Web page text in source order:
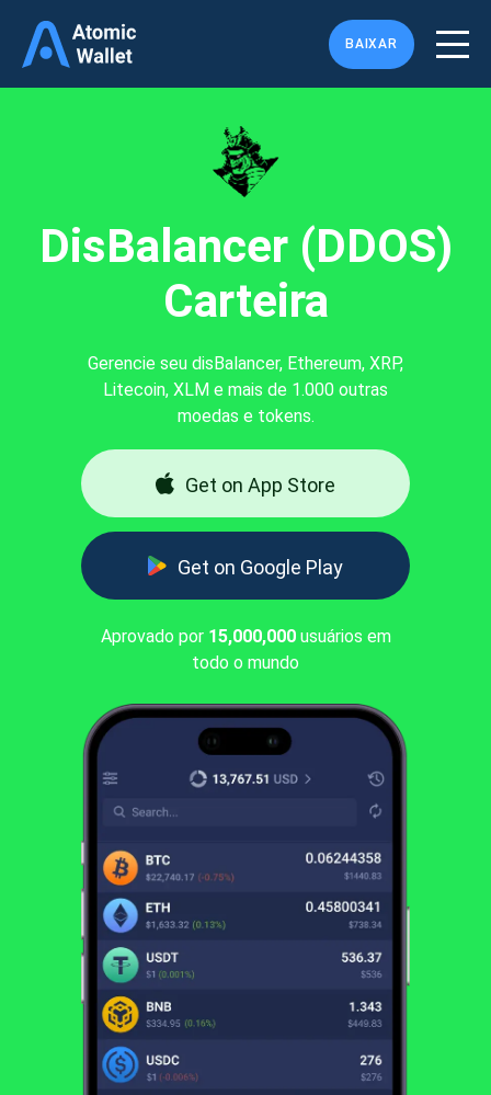
BAIXAR
DisBalancer (DDOS)
Carteira
Gerencie seu disBalancer, Ethereum, XRP,
Litecoin, XLM e mais de 1.000 outras
moedas e tokens.
Get on App Store
Get on Google Play
Aprovado por 15,000,000usuários em
todo o mundo